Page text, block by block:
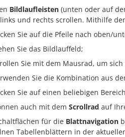
Bildlaufleisten (unten oder auf
und rechts scrollen. Mithilfe
Sie auf die Pfeile nach oben/
Sie das Bildlauffeld;
Sie mit dem Mausrad, um
Sie die Kombination aus
Sie auf einen beliebigen
auch mit dem Scrollrad auf
für die Blattnavigation
Tabellenblättern in der